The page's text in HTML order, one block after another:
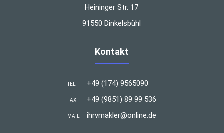
Heininger Str. 17
91550 Dinkelsbühl
Kontakt
TEL +49 (174) 9565090
FAX +49 (9851) 89 99 536
MAIL ihrvmakler@online.de